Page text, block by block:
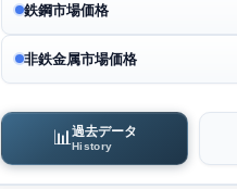
鉄鋼市場価格
非鉄金属市場価格
📊 過去データ
History